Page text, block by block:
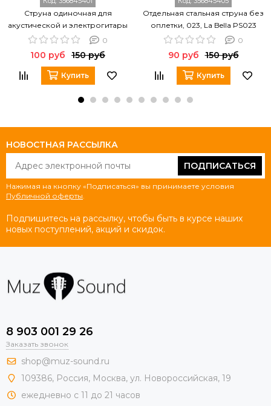
Струна одиночная для
акустической и электрогитары
LA BELLA PS009 0
100 руб 150 руб
Купить
Отдельная стальная струна без
оплетки, 023, La Bella PS023
0
90 руб 150 руб
Купить
НОВОСТНАЯ РАССЫЛКА
ПОДПИСАТЬСЯ
Нажимая на кнопку «Подписаться» вы принимаете условия
Публичной оферты
Подпишитесь на рассылку, чтобы быть в курсе наших
новых поступлений, акций и скидок.
8 903 001 29 26
Заказать звонок
shop@muz-sound.ru
109386, Россия, Москва, ул. Новороссийская, 19
ежедневно с 11 до 21 часов